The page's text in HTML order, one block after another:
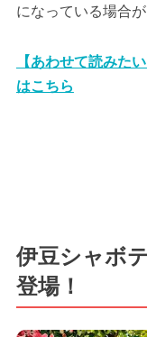
になっている場合
【あわせて読みた
はこちら
伊豆シャボ
登場！